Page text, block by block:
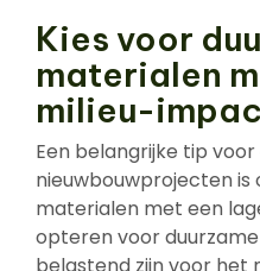
Kies voor
materialen
milieu-
Een belangrijke tip
nieuwbouwprojecten is
materialen met een
opteren voor